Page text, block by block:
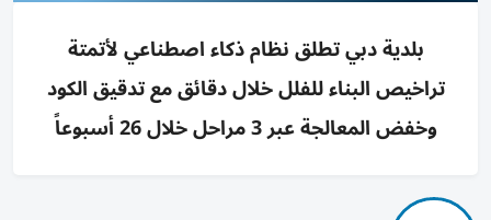
بلدية دبي تطلق نظام ذكاء اصطناعي لأتمتة
تراخيص البناء للفلل خلال دقائق مع تدقيق الكود
وخفض المعالجة عبر 3 مراحل خلال 26 أسبوعاً